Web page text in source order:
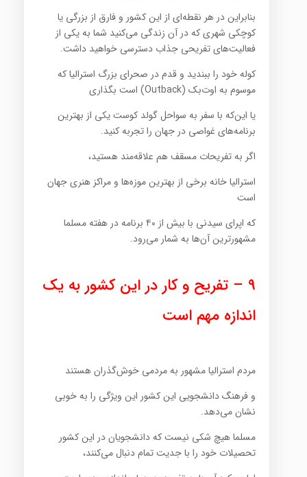
بنابراین در هر نقطه‌ای از این کشور و فارق از بزرگی یا
کوچکی شهری که در آن زندگی می‌کنید شما به یکی از
فعالیت‌های تفریحی جذاب دسترسی خواهید داشت.
کوله خود را ببندید و قدم در صحرای بزرگ استرالیا که
موسوم به اوت‌بک (Outback) است بگذاری
یا این‌که با سفر به سواحل گولد کوست یکی از بهترین
برنامه‌های غواصی در جهان را تجربه کنید.
اگر به تفریحات مسقف هم علاقه‌مند هستید،
استرالیا خانه برخی از بهترین موزه‌ها و مراکز هنری جهان
است
که اپرای سیدنی با بیش از ۴۰ برنامه در هفته مسلما
مشهورترین آن‌ها به شمار می‌رود.
۹ – تفریح و کار در این کشور به یک
اندازه مهم است
مردم استرالیا مشهور به مردمی خوش‌گذران هستند
و فرهنگ دانشجویی این کشور این ویژگی را به خوبی
نشان می‌دهد.
مسلما هیچ شکی نیست که دانشجویان در این کشور
تحصیلات خود را با جدیت تمام دنبال می‌کنند،